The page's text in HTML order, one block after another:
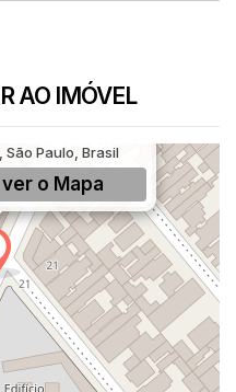
AO IMÓVEL
200, Parque Artur
São Paulo, Brasil
o Mapa